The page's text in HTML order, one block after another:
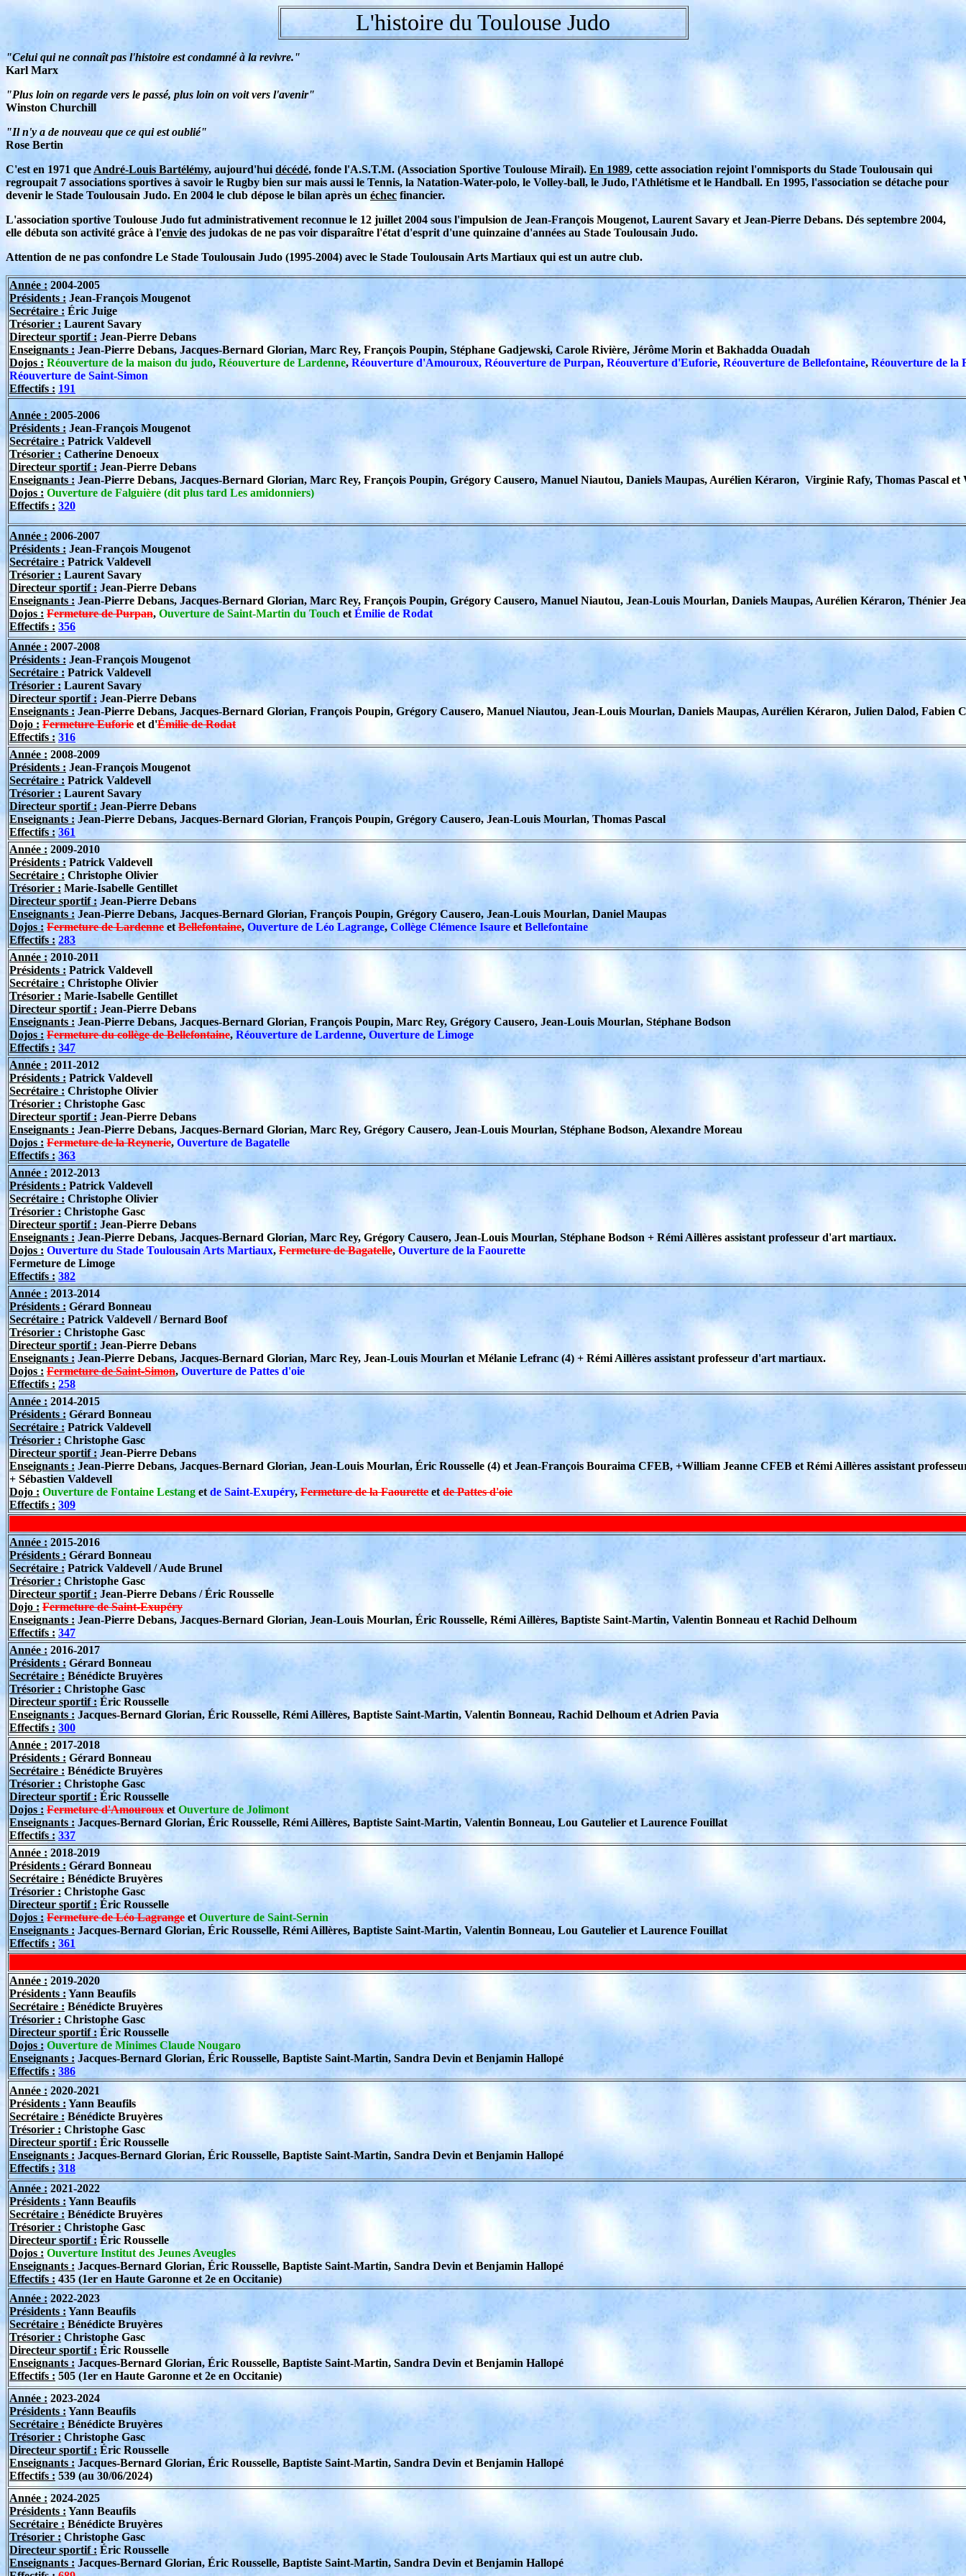
L'histoire du Toulouse Judo
"Celui qui ne connaît pas l'histoire est condamné à la revivre."
Karl Marx
"Plus loin on regarde vers le passé, plus loin on voit vers l'avenir"
Winston Churchill
"Il n'y a de nouveau que ce qui est oublié"
Rose Bertin
C'est en 1971 que André-Louis Bartélémy, aujourd'hui décédé, fonde l'A.S.T.M. (Association Sportive Toulouse Mirail). En 1989, cette association rejoint l'omnisports du Stade Toulousain qui
regroupait 7 associations sportives à savoir le Rugby bien sur mais aussi le Tennis, la Natation-Water-polo, le Volley-ball, le Judo, l'Athlétisme et le Handball. En 1995, l'association se détache pour
devenir le Stade Toulousain Judo. En 2004 le club dépose le bilan après un échec financier.
L'association sportive Toulouse Judo fut administrativement reconnue le 12 juillet 2004 sous l'impulsion de Jean-François Mougenot, Laurent Savary et Jean-Pierre Debans. Dés septembre 2004,
elle débuta son activité grâce à l'envie des judokas de ne pas voir disparaître l'état d'esprit d'une quinzaine d'années au Stade Toulousain Judo.
Attention de ne pas confondre Le Stade Toulousain Judo (1995-2004) avec le Stade Toulousain Arts Martiaux qui est un autre club.
Année : 2004-2005
Présidents : Jean-François Mougenot
Secrétaire : Éric Juige
Trésorier : Laurent Savary
Directeur sportif: Jean-Pierre Debans
Enseignants : Jean-Pierre Debans, Jacques-Bernard Glorian, Marc Rey, François Poupin, Stéphane Gadjewski, Carole Rivière, Jérôme Morin et Bakhadda Ouadah
Dojos : Réouverture de la maison du judo, Réouverture de Lardenne, Réouverture d'Amouroux, Réouverture de Purpan, Réouverture d'Euforie, Réouverture de Bellefontaine, Réouverture de la
Réouverture de Saint-Simon
Effectifs : 191
Année : 2005-2006
Présidents : Jean-François Mougenot
Secrétaire : Patrick Valdevell
Trésorier : Catherine Denoeux
Directeur sportif: Jean-Pierre Debans
Enseignants : Jean-Pierre Debans, Jacques-Bernard Glorian, Marc Rey, François Poupin, Grégory Causero, Manuel Niautou, Daniels Maupas, Aurélien Kéraron, Virginie Rafy, Thomas Pascal
Dojos : Ouverture de Falguière (dit plus tard Les amidonniers)
Effectifs : 320
Année : 2006-2007
Présidents : Jean-François Mougenot
Secrétaire : Patrick Valdevell
Trésorier : Laurent Savary
Directeur sportif: Jean-Pierre Debans
Enseignants : Jean-Pierre Debans, Jacques-Bernard Glorian, Marc Rey, François Poupin, Grégory Causero, Manuel Niautou, Jean-Louis Mourlan, Daniels Maupas, Aurélien Kéraron, Thénier
Dojos : Fermeture de Purpan, Ouverture de Saint-Martin du Touch et Émilie de Rodat
Effectifs : 356
Année : 2007-2008
Présidents : Jean-François Mougenot
Secrétaire : Patrick Valdevell
Trésorier : Laurent Savary
Directeur sportif: Jean-Pierre Debans
Enseignants : Jean-Pierre Debans, Jacques-Bernard Glorian, François Poupin, Grégory Causero, Manuel Niautou, Jean-Louis Mourlan, Daniels Maupas, Aurélien Kéraron, Julien Dalod, Fabien
Dojo : Fermeture Euforie et d'Émilie de Rodat
Effectifs : 316
Année : 2008-2009
Présidents : Jean-François Mougenot
Secrétaire : Patrick Valdevell
Trésorier : Laurent Savary
Directeur sportif: Jean-Pierre Debans
Enseignants : Jean-Pierre Debans, Jacques-Bernard Glorian, François Poupin, Grégory Causero, Jean-Louis Mourlan, Thomas Pascal
Effectifs : 361
Année : 2009-2010
Présidents : Patrick Valdevell
Secrétaire : Christophe Olivier
Trésorier : Marie-Isabelle Gentillet
Directeur sportif: Jean-Pierre Debans
Enseignants : Jean-Pierre Debans, Jacques-Bernard Glorian, François Poupin, Grégory Causero, Jean-Louis Mourlan, Daniel Maupas
Dojos : Fermeture de Lardenne et Bellefontaine, Ouverture de Léo Lagrange, Collège Clémence Isaure et Bellefontaine
Effectifs : 283
Année : 2010-2011
Présidents : Patrick Valdevell
Secrétaire : Christophe Olivier
Trésorier : Marie-Isabelle Gentillet
Directeur sportif: Jean-Pierre Debans
Enseignants : Jean-Pierre Debans, Jacques-Bernard Glorian, François Poupin, Marc Rey, Grégory Causero, Jean-Louis Mourlan, Stéphane Bodson
Dojos : Fermeture du collège de Bellefontaine, Réouverture de Lardenne, Ouverture de Limoge
Effectifs : 347
Année : 2011-2012
Présidents : Patrick Valdevell
Secrétaire : Christophe Olivier
Trésorier : Christophe Gasc
Directeur sportif: Jean-Pierre Debans
Enseignants : Jean-Pierre Debans, Jacques-Bernard Glorian, Marc Rey, Grégory Causero, Jean-Louis Mourlan, Stéphane Bodson, Alexandre Moreau
Dojos : Fermeture de la Reynerie, Ouverture de Bagatelle
Effectifs : 363
Année : 2012-2013
Présidents : Patrick Valdevell
Secrétaire : Christophe Olivier
Trésorier : Christophe Gasc
Directeur sportif: Jean-Pierre Debans
Enseignants : Jean-Pierre Debans, Jacques-Bernard Glorian, Marc Rey, Grégory Causero, Jean-Louis Mourlan, Stéphane Bodson + Rémi Aillères assistant professeur d'art martiaux.
Dojos : Ouverture du Stade Toulousain Arts Martiaux, Fermeture de Bagatelle, Ouverture de la Faourette
Fermeture de Limoge
Effectifs : 382
Année : 2013-2014
Présidents : Gérard Bonneau
Secrétaire : Patrick Valdevell / Bernard Boof
Trésorier : Christophe Gasc
Directeur sportif: Jean-Pierre Debans
Enseignants : Jean-Pierre Debans, Jacques-Bernard Glorian, Marc Rey, Jean-Louis Mourlan et Mélanie Lefranc (4) + Rémi Aillères assistant professeur d'art martiaux.
Dojos : Fermeture de Saint-Simon, Ouverture de Pattes d'oie
Effectifs : 258
Année : 2014-2015
Présidents : Gérard Bonneau
Secrétaire : Patrick Valdevell
Trésorier : Christophe Gasc
Directeur sportif: Jean-Pierre Debans
Enseignants : Jean-Pierre Debans, Jacques-Bernard Glorian, Jean-Louis Mourlan, Éric Rousselle (4) et Jean-François Bouraima CFEB, +William Jeanne CFEB et Rémi Aillères assistant
+ Sébastien Valdevell
Dojo : Ouverture de Fontaine Lestang et de Saint-Exupéry, Fermeture de la Faourette et de Pattes d'oie
Effectifs : 309
Année : 2015-2016
Présidents : Gérard Bonneau
Secrétaire : Patrick Valdevell / Aude Brunel
Trésorier : Christophe Gasc
Directeur sportif: Jean-Pierre Debans / Éric Rousselle
Dojo : Fermeture de Saint-Exupéry
Enseignants : Jean-Pierre Debans, Jacques-Bernard Glorian, Jean-Louis Mourlan, Éric Rousselle, Rémi Aillères, Baptiste Saint-Martin, Valentin Bonneau et Rachid Delhoum
Effectifs : 347
Année : 2016-2017
Présidents : Gérard Bonneau
Secrétaire : Bénédicte Bruyères
Trésorier : Christophe Gasc
Directeur sportif: Éric Rousselle
Enseignants : Jacques-Bernard Glorian, Éric Rousselle, Rémi Aillères, Baptiste Saint-Martin, Valentin Bonneau, Rachid Delhoum et Adrien Pavia
Effectifs : 300
Année : 2017-2018
Présidents : Gérard Bonneau
Secrétaire : Bénédicte Bruyères
Trésorier : Christophe Gasc
Directeur sportif: Éric Rousselle
Dojos : Fermeture d'Amouroux et Ouverture de Jolimont
Enseignants : Jacques-Bernard Glorian, Éric Rousselle, Rémi Aillères, Baptiste Saint-Martin, Valentin Bonneau, Lou Gautelier et Laurence Fouillat
Effectifs : 337
Année : 2018-2019
Présidents : Gérard Bonneau
Secrétaire : Bénédicte Bruyères
Trésorier : Christophe Gasc
Directeur sportif:Éric Rousselle
Dojos : Fermeture de Léo Lagrange et Ouverture de Saint-Sernin
Enseignants : Jacques-Bernard Glorian, Éric Rousselle, Rémi Aillères, Baptiste Saint-Martin, Valentin Bonneau, Lou Gautelier et Laurence Fouillat
Effectifs : 361
Année : 2019-2020
Présidents : Yann Beaufils
Secrétaire : Bénédicte Bruyères
Trésorier : Christophe Gasc
Directeur sportif: Éric Rousselle
Dojos : Ouverture de Minimes Claude Nougaro
Enseignants : Jacques-Bernard Glorian, Éric Rousselle, Baptiste Saint-Martin, Sandra Devin et Benjamin Hallopé
Effectifs : 386
Année : 2020-2021
Présidents : Yann Beaufils
Secrétaire : Bénédicte Bruyères
Trésorier : Christophe Gasc
Directeur sportif: Éric Rousselle
Enseignants : Jacques-Bernard Glorian, Éric Rousselle, Baptiste Saint-Martin, Sandra Devin et Benjamin Hallopé
Effectifs : 318
Année : 2021-2022
Présidents : Yann Beaufils
Secrétaire : Bénédicte Bruyères
Trésorier : Christophe Gasc
Directeur sportif: Éric Rousselle
Dojos : Ouverture Institut des Jeunes Aveugles
Enseignants : Jacques-Bernard Glorian, Éric Rousselle, Baptiste Saint-Martin, Sandra Devin et Benjamin Hallopé
Effectifs : 435 (1er en Haute Garonne et 2e en Occitanie)
Année : 2022-2023
Présidents : Yann Beaufils
Secrétaire : Bénédicte Bruyères
Trésorier : Christophe Gasc
Directeur sportif: Éric Rousselle
Enseignants : Jacques-Bernard Glorian, Éric Rousselle, Baptiste Saint-Martin, Sandra Devin et Benjamin Hallopé
Effectifs : 505 (1er en Haute Garonne et 2e en Occitanie)
Année : 2023-2024
Présidents : Yann Beaufils
Secrétaire : Bénédicte Bruyères
Trésorier : Christophe Gasc
Directeur sportif: Éric Rousselle
Enseignants : Jacques-Bernard Glorian, Éric Rousselle, Baptiste Saint-Martin, Sandra Devin et Benjamin Hallopé
Effectifs : 539 (au 30/06/2024)
Année : 2024-2025
Présidents : Yann Beaufils
Secrétaire : Bénédicte Bruyères
Trésorier : Christophe Gasc
Directeur sportif: Éric Rousselle
Enseignants : Jacques-Bernard Glorian, Éric Rousselle, Baptiste Saint-Martin, Sandra Devin et Benjamin Hallopé